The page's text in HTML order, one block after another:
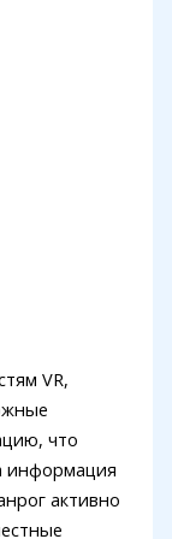
VR,
что
информация
активно